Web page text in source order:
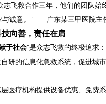
志飞救合作三年，他们的团队始
与诚意。”——广东某三甲医院主
向善，责任在肩
于社会”是众志飞救的终极追求：
研的信息化急救系统，促进城
层医疗机构提供设备优惠、免费